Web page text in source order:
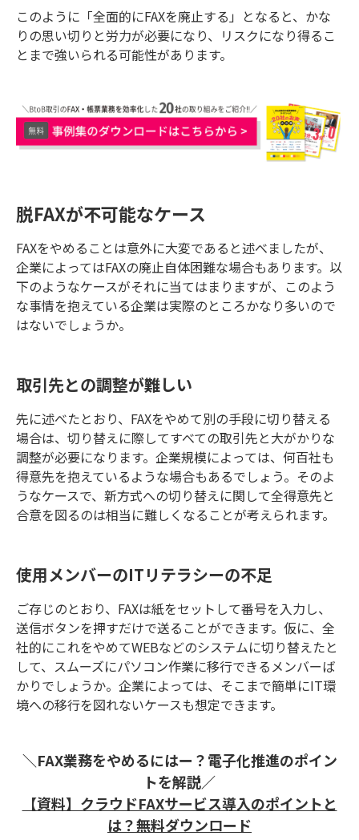
このように「全面的にFAXを廃止する」となると、かな
りの思い切りと労力が必要になり、リスクになり得るこ
とまで強いられる可能性があります。
脱FAXが不可能なケース
FAXをやめることは意外に大変であると述べましたが、
企業によってはFAXの廃止自体困難な場合もあります。以
下のようなケースがそれに当てはまりますが、このよう
な事情を抱えている企業は実際のところかなり多いので
はないでしょうか。
取引先との調整が難しい
先に述べたとおり、FAXをやめて別の手段に切り替える
場合は、切り替えに際してすべての取引先と大がかりな
調整が必要になります。企業規模によっては、何百社も
得意先を抱えているような場合もあるでしょう。そのよ
うなケースで、新方式への切り替えに関して全得意先と
合意を図るのは相当に難しくなることが考えられます。
使用メンバーのITリテラシーの不足
ご存じのとおり、FAXは紙をセットして番号を入力し、
送信ボタンを押すだけで送ることができます。仮に、全
社的にこれをやめてWEBなどのシステムに切り替えたと
して、スムーズにパソコン作業に移行できるメンバーば
かりでしょうか。企業によっては、そこまで簡単にIT環
境への移行を図れないケースも想定できます。
＼FAX業務をやめるにはー？電子化推進のポイン
トを解説／
【資料】クラウドFAXサービス導入のポイントと
は？無料ダウンロード